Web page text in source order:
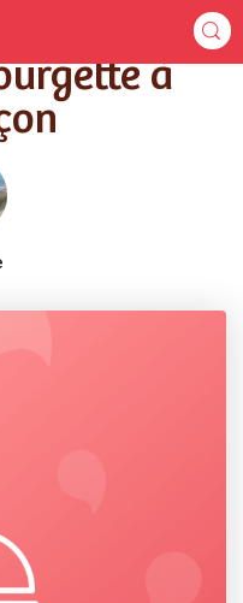
à ma façon
à